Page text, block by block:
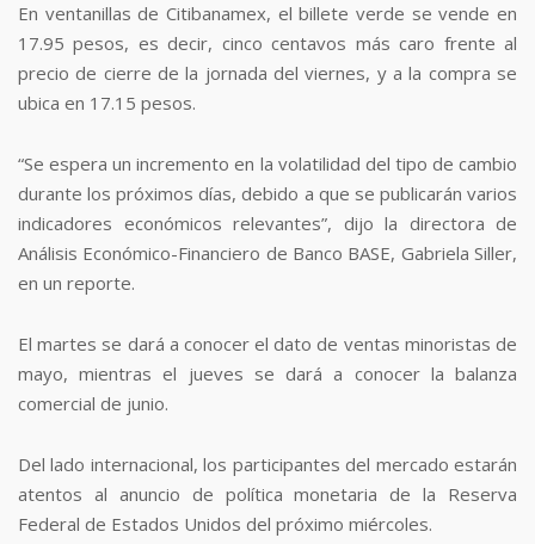
En ventanillas de Citibanamex, el billete verde se vende en
17.95 pesos, es decir, cinco centavos más caro frente al
precio de cierre de la jornada del viernes, y a la compra se
ubica en 17.15 pesos.
“Se espera un incremento en la volatilidad del tipo de cambio
durante los próximos días, debido a que se publicarán varios
indicadores económicos relevantes”, dijo la directora de
Análisis Económico-Financiero de Banco BASE, Gabriela Siller,
en un reporte.
El martes se dará a conocer el dato de ventas minoristas de
mayo, mientras el jueves se dará a conocer la balanza
comercial de junio.
Del lado internacional, los participantes del mercado estarán
atentos al anuncio de política monetaria de la Reserva
Federal de Estados Unidos del próximo miércoles.